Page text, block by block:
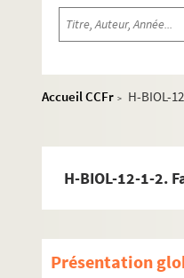
Accueil CCFr >
H-BIOL-
H-BIOL-12-1-2.
Présentation
H-BIOL. Biographies
H-BIOL-1.
H-BIOL-2. Bere